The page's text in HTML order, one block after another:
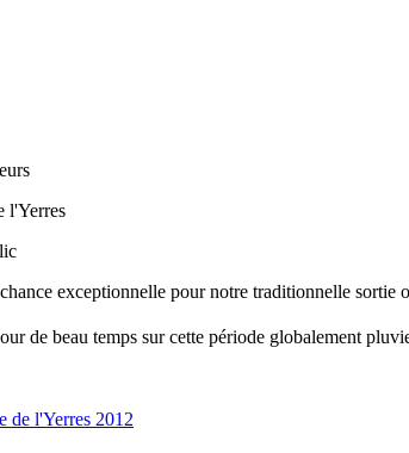
l'Yerres
exceptionnelle pour notre traditionnelle sortie
de beau temps sur cette période globalement
de l'Yerres 2012